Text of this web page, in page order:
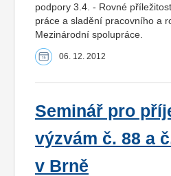
podpory 3.4. - Rovné
práce a sladění pracovního a
Mezinárodní spolupráce.
06. 12. 2012
Seminář pro
výzvám č. 88 a
v Brně